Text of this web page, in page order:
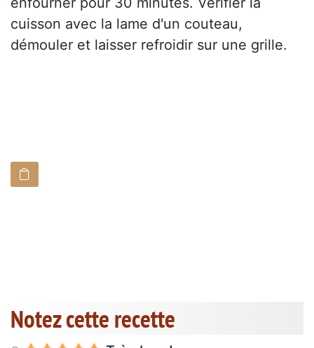
cuisson avec la lame d'un couteau,
démouler et laisser refroidir sur une grille.
Notez cette recette